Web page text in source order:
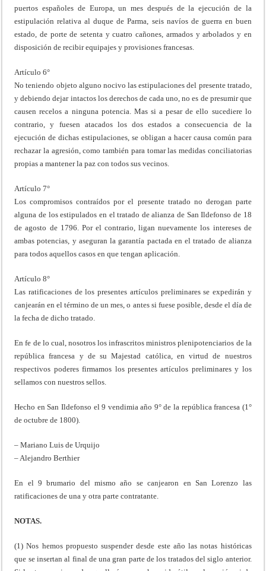
puertos españoles de Europa, un mes después de la ejecución de la
estipulación relativa al duque de Parma, seis navíos de guerra en buen
estado, de porte de setenta y cuatro cañones, armados y arbolados y en
disposición de recibir equipajes y provisiones francesas.
Artículo 6°
No teniendo objeto alguno nocivo las estipulaciones del presente tratado,
y debiendo dejar intactos los derechos de cada uno, no es de presumir que
causen recelos a ninguna potencia. Mas si a pesar de ello sucediere lo
contrario, y fuesen atacados los dos estados a consecuencia de la
ejecución de dichas estipulaciones, se obligan a hacer causa común para
rechazar la agresión, como también para tomar las medidas conciliatorias
propias a mantener la paz con todos sus vecinos.
Artículo 7°
Los compromisos contraídos por el presente tratado no derogan parte
alguna de los estipulados en el tratado de alianza de San Ildefonso de 18
de agosto de 1796. Por el contrario, ligan nuevamente los intereses de
ambas potencias, y aseguran la garantía pactada en el tratado de alianza
para todos aquellos casos en que tengan aplicación.
Artículo 8°
Las ratificaciones de los presentes artículos preliminares se expedirán y
canjearán en el término de un mes, o antes si fuese posible, desde el día de
la fecha de dicho tratado.
En fe de lo cual, nosotros los infrascritos ministros plenipotenciarios de la
república francesa y de su Majestad católica, en virtud de nuestros
respectivos poderes firmamos los presentes artículos preliminares y los
sellamos con nuestros sellos.
Hecho en San Ildefonso el 9 vendimia año 9° de la república francesa (1°
de octubre de 1800).
– Mariano Luis de Urquijo
– Alejandro Berthier
En el 9 brumario del mismo año se canjearon en San Lorenzo las
ratificaciones de una y otra parte contratante.
NOTAS.
(1) Nos hemos propuesto suspender desde este año las notas históricas
que se insertan al final de una gran parte de los tratados del siglo anterior.